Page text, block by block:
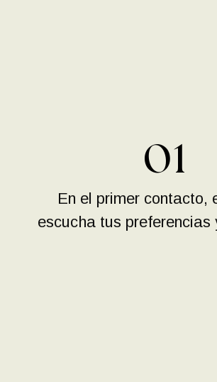
01
En el primer contacto,
escucha tus preferencias